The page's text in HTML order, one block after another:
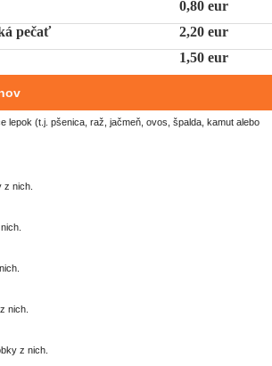
0,80 eur
pečať
2,20 eur
1,50 eur
lepok (t.j. pšenica, raž, jačmeň, ovos, špalda, kamut alebo
z nich.
nich.
z nich.